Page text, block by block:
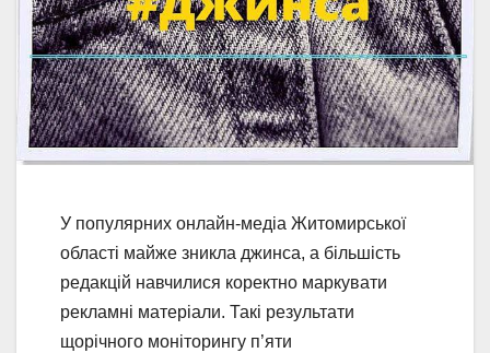
У популярних онлайн-медіа Житомирської
області майже зникла джинса, а більшість
редакцій навчилися коректно маркувати
рекламні матеріали. Такі результати
щорічного моніторингу п’яти